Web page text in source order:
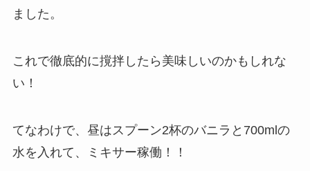
ました。
これで徹底的に撹拌したら美味しいのかもしれな
い！
てなわけで、昼はスプーン2杯のバニラと700mlの
水を入れて、ミキサー稼働！！